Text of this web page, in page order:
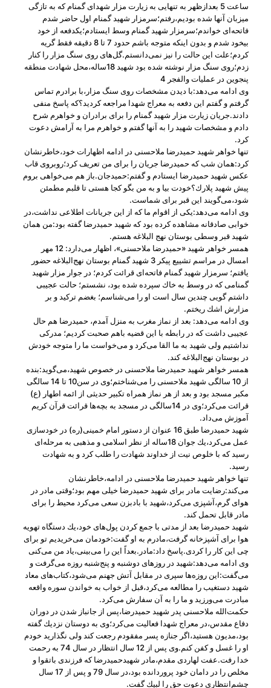
ساعت 5 بعدازظهر به تنهایی به زیارت مزار شهدای گمنام كه به تازگی
میزبان آنها شده بودیم،رفتم؛سرمزار شهید گمنام اول حاضر شدم
فاتحه‌ای خواندم؛سرمزار شهید گمنام وسط ایستادم؛یكدفعه از خود
بیخود شدم و بدون اینكه متوجه باشم حدود 7 تا 8 دقیقه فقط گریه
كردم؛علت این حالت را نیز نمی‌دانستم.گل‌های روی سنگ مزار را كنار
زدم؛روی سنگ مزار نوشته شده بود شهید 18ساله،محل شهادت منطقه
پنجوین در عملیات والفجر 4
وی ادامه می‌دهد:با دیدن مشخصات روی سنگ مزار،با برادرم تماس
گرفتم و گفتم این دفعه به معراج شهدا مراجعه كردید؟كه پاسخ منفی
دادند.جریان زیارت مزار شهید گمنام را برای برادران و خواهرم شرح
دادم و مشخصات شهید را به آنها گفتم و خواهرم مرا به آرامش دعوت
كرد.
تنها خواهر شهید حمیدرضا ملاحسنی در ادامه اظهارات خود،خاطرنشان
كرد:همان شب كه حمیدرضا جریان را برای من تعریف كرد؛روبروی قاب
عكس شهید حمیدرضا ایستادم و گفتم:حمیدجان.باز هم می‌خواهی بروم
پیش شهید پلارك؟خودت بیا و به من بگو كجا هستی تا قلبم مطمئن
شود،‌می‌گویند این قبر برای شماست.
وی ادامه می‌دهد:یكی از اقوام ما كه از این جریانات اطلاعی نداشت،در
خوابی صادقانه مشاهده كرده بود كه شهید حمیدرضا ‌گفته بود:من همان
شهید قبر وسطی بوستان نهج البلاغه هستم.
همسر خواهر شهید «حمیدرضا ملاحسنی»، اظهار می‌دارد: 12 مهر
امسال در مراسم تشییع پیكر 3 شهید گمنام بوستان نهج‌البلاغه حضور
یافتم؛ سرمزار شهید گمنام فاتحه‌ای قرائت كردم؛ در جوار مزار شهید
گمنامی كه در وسط به خاك سپرده شده بود، نشستم؛ حالت عجیبی
داشتم گویی چندین سال است او را می‌شناسم؛ بغضم تركید و بر
مزارش اشك ریختم.
وی ادامه می‌دهد: بعد از نماز مغرب به منزل آمدم، حمیدرضا هم حال
عجیبی داشت ‌كه در رابطه با این قضیه باهم صحبت كردیم؛ مدركی
نداشتیم ولی شهید به ما القا می‌كرد و می‌خواست ما را متوجه خودش
در بوستان نهج‌البلاغه كند.
همسر خواهر شهید حمیدرضا ملاحسنی در خصوص شهید،می‌گوید:بنده
از 10 سالگی شهید ملاحسنی را می‌شناختم؛وی در سن10 تا 14 سالگی
مكبر مسجد بود و بعد از هر نماز همراه تكبیر حدیثی از ائمه اطهار (ع)
قرائت می‌كرد؛وی در 14سالگی در مسجد به بچه‌ها قرائت قرآن كریم
آموزش می‌داد.
شهید حمیدرضا طبق 16 عنوان از دستور امام خمینی(ره) در خودسازی
عمل می‌كرد،یك جوان 18ساله از نظر اسلامی و مذهبی به مرحله‌ای
رسید كه با خلوص نیت از خداوند شهادت را طلب كرد و به شهادت
رسید.
تنها خواهر شهید حمیدرضا ملاحسنی در ادامه،خاطرنشان
می‌كند:رضایت مادر برای شهید حمیدرضا خیلی مهم بود؛وقتی مادر در
هوای گرم،آشپزی می‌كرد،شهید با بادبزن سعی می‌كرد محیط را برای
مادر قابل تحمل كند.
شهید حمیدرضا بعد از مدتی با جمع‌ كردن پول‌های خود،یك دستگاه تهویه
هوا برای آشپزخانه گرفت،مادرم به او گفت:خودمان می‌خریدیم تو برای
چی‌ این كار را كردی.پاسخ داد:مادر.بعداً این را می‌بینی،یاد من می‌كنی
وی ادامه می‌دهد:شهید در روزهای دوشنبه و پنج‌شنبه روزه می‌گرفت و
می‌گفت:این روزه‌ها سپری در مقابل آتش جهنم می‌شود،كتاب‌های معاد
شهید دستغیب را مطالعه می‌كرد،قبل از خواب به خواندن سوره واقعه
مبادرت می‌ورزید و ما را به آن سفارش می‌كرد.
حكمت‌الله ملاحسنی پدر شهید حمیدرضا،پس از جانباز شدن در دوران
دفاع مقدس،در معراج شهدا فعالیت می‌كرد؛وی به دوستان نزدیك گفته
بود،مدیون هستید،اگر جنازه پسر مفقودم رجعت كند ولی نگذارید خودم
او را غسل و كفن كنم.وی پس از 12 سال انتظار در سال 74 به رحمت
خدا رفت.عفت لهاردی مقدم،مادر شهیدحمیدرضا كه فرزندی باتقوا و
مخلص را در دامان خود پروردانده بود،در سال 79 و پس از 17 سال
چشم‌انتظاری دعوت حق را لبیك گفت.